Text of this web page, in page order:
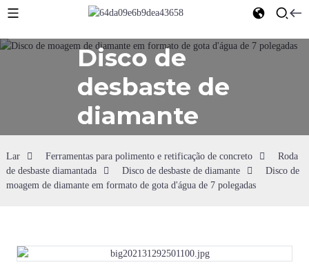
Disco de
desbaste de
diamante
Lar Ferramentas para polimento e retificação de concreto
Roda
de desbaste diamantada
Disco de desbaste de diamante
Disco de
moagem de diamante em formato de gota d'água de 7 polegadas